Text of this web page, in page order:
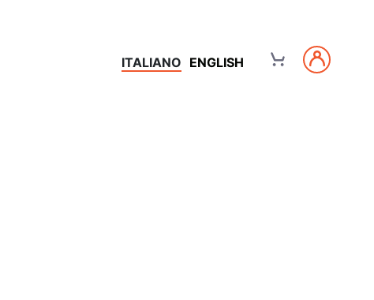
ITALIANO ENGLISH